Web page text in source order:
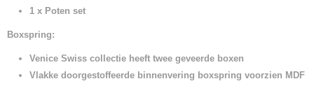
1 x Poten set
Boxspring:
Venice Swiss collectie heeft twee geveerde boxen
Vlakke doorgestoffeerde binnenvering boxspring voorzien MDF